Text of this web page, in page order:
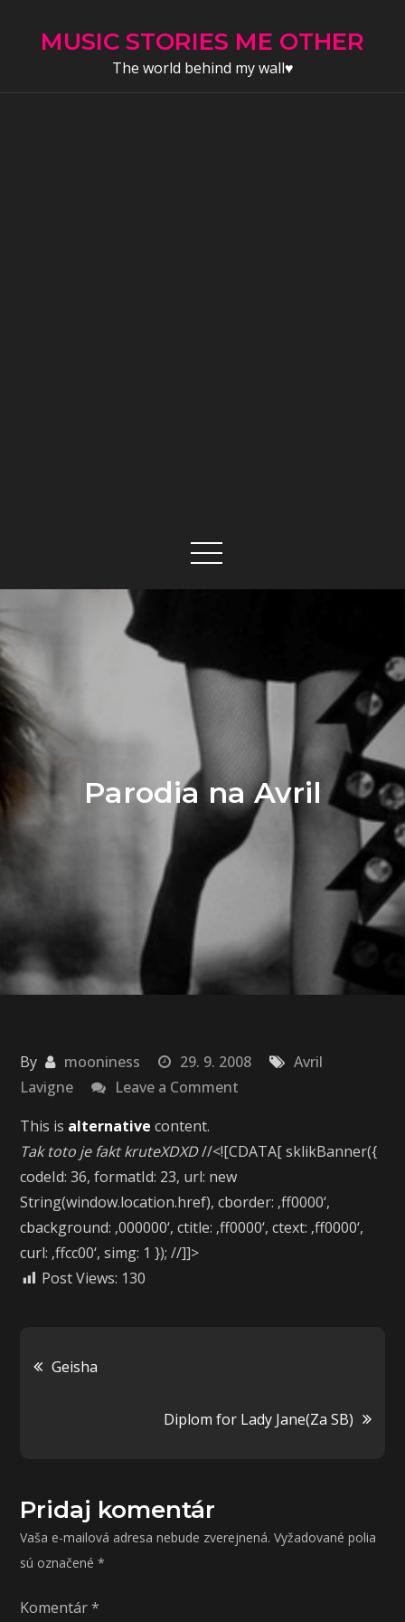
MUSIC STORIES ME OTHER
The world behind my wall♥
Parodia na Avril
By mooniness 29. 9. 2008
Avril
Lavigne
Leave a Comment
Avril
This is alternative content.
Tak toto je fakt kruteXDXD//<![CDATA[ sklikBanner({
codeId: 36, formatId: 23, url: new
String(window.location.href), cborder: ‚ff0000‘,
cbackground: ‚000000‘, ctitle: ‚ff0000‘, ctext: ‚ff0000‘,
curl: ‚ffcc00‘, simg: 1 }); //]]>
Post Views: 130
Navigácia
Geisha
Diplom for Lady Jane(Za SB)
Pridaj komentár
Vaša e-mailová adresa nebude zverejnená. Vyžadované polia
sú označené*
Komentár*